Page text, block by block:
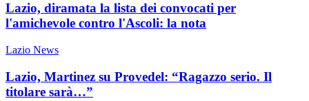
Lazio, diramata la lista dei convocati per
l'amichevole contro l'Ascoli: la nota
Lazio News
Lazio, Martinez su Provedel: “Ragazzo serio. Il
titolare sarà…”